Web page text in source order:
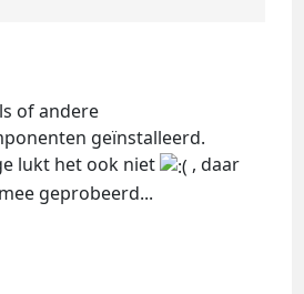
of andere
geïnstalleerd.
lukt het ook niet
, daar
geprobeerd...